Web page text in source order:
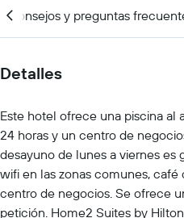
Consejos y preguntas
Detalles
Este hotel ofrece una piscina al
24 horas y un centro de
desayuno de lunes a viernes es
wifi en las zonas comunes,
centro de negocios. Se ofrece
petición. Home2 Suites by